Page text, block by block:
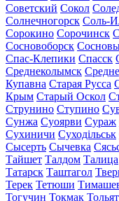
Советский Сокол
Солнечногорск Соль-
Сорокино Сорочинск
Сосновоборск
Спас-Клепики Спасск
Среднеколымск
Купавна Старая Русса
Крым Старый Оскол
Струнино Ступино
Сунжа Суоярви Сураж
Сухиничи Суходільськ
Сысерть Сычевка
Тайшет Талдом Талица
Татарск Таштагол
Терек Тетюши
Тогучин Токмак